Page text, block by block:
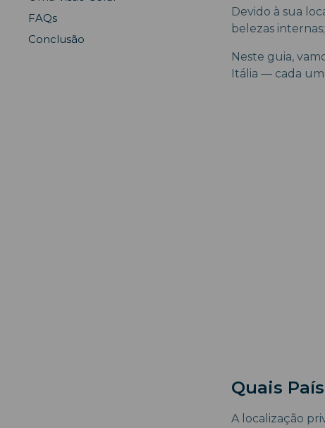
FAQs
Conclusão
Devido à sua
belezas
Neste guia,
Itália — cada
Quais
A localização